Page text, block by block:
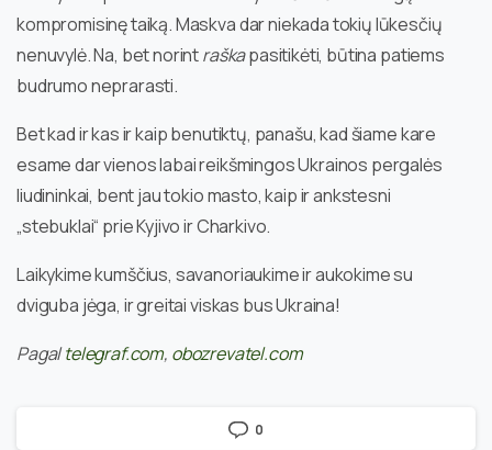
kompromisinę taiką. Maskva dar niekada tokių lūkesčių
nenuvylė. Na, bet norintraškapasitikėti, būtina patiems
budrumo neprarasti.
Bet kad ir kas ir kaip benutiktų, panašu, kad šiame kare
esame dar vienos labai reikšmingos Ukrainos pergalės
liudininkai, bent jau tokio masto, kaip ir ankstesni
„stebuklai“ prie Kyjivo ir Charkivo.
Laikykime kumščius, savanoriaukime ir aukokime su
dviguba jėga, ir greitai viskas bus Ukraina!
Pagaltelegraf.com, obozrevatel.com
0